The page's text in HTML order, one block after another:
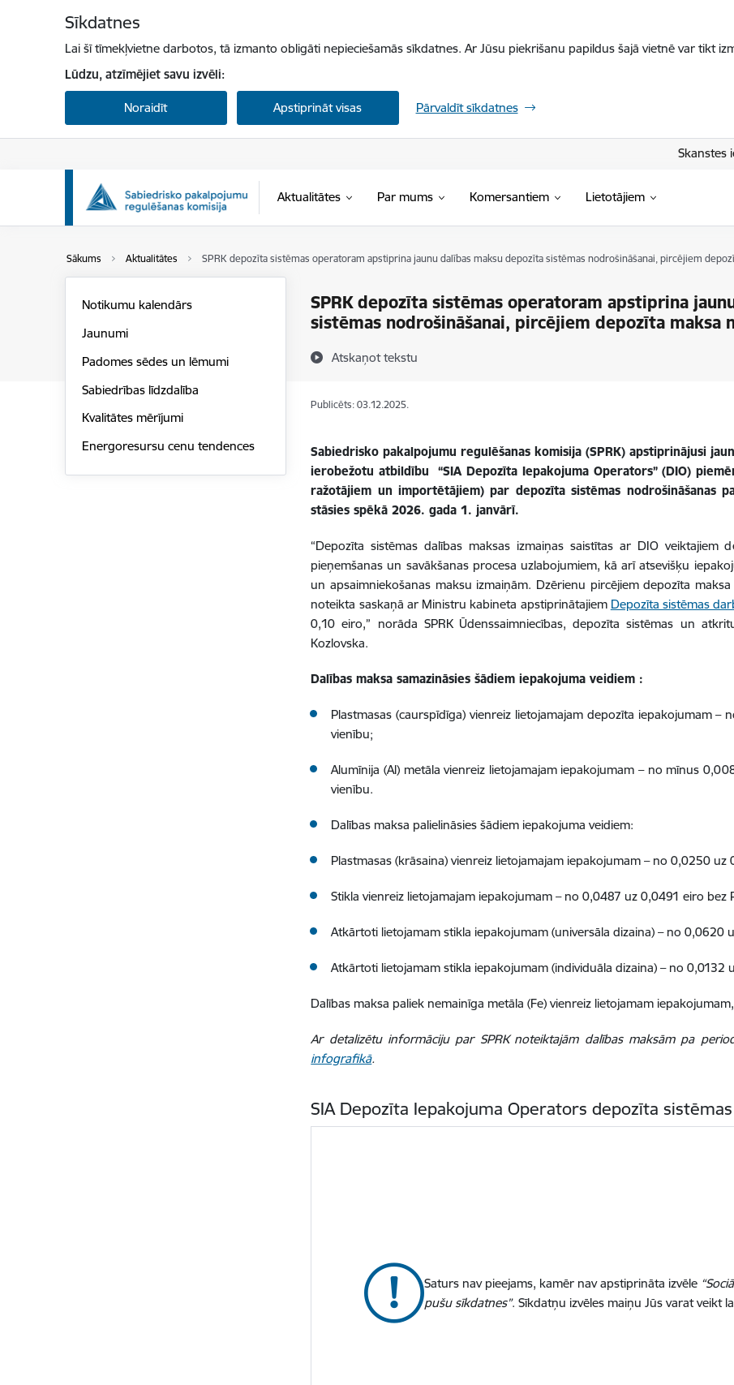
Sīkdatnes
Lai šī tīmekļvietne darbotos, tā izmanto obligāti nepieciešamās sīkdatnes. Ar Jūsu piekrišanu papildus šajā vietnē var tikt
Lūdzu, atzīmējiet savu izvēli:
Noraidīt Apstiprināt visas Pārvaldīt sīkdatnes
Skanstes
Aktualitātes Par mums Komersantiem Lietotājiem
Sākums Aktualitātes SPRK depozīta sistēmas operatoram apstiprina jaunu dalības maksu depozīta sistēmas nodrošināšanai, pircējiem
SPRK depozīta sistēmas operatoram apstiprina
sistēmas nodrošināšanai, pircējiem depozīta maksa
Atskaņot tekstu
Notikumu kalendārs
Jaunumi
Padomes sēdes un lēmumi
Sabiedrības līdzdalība
Kvalitātes mērījumi
Energoresursu cenu tendences
Publicēts: 03.12.2025.
Sabiedrisko pakalpojumu regulēšanas komisija (SPRK) apstiprinājusi
ierobežotu atbildību “SIA Depozīta Iepakojuma Operators” (DIO)
ražotājiem un importētājiem) par depozīta sistēmas nodrošināšanas
stāsies spēkā 2026. gada 1. janvārī.
“Depozīta sistēmas dalības maksas izmaiņas saistītas ar DIO veiktajiem
pieņemšanas un savākšanas procesa uzlabojumiem, kā arī atsevišķu
un apsaimniekošanas maksu izmaiņām. Dzērienu pircējiem depozīta
noteikta saskaņā ar Ministru kabineta apstiprinātajiem Depozīta sistēmas
0,10 eiro,” norāda SPRK Ūdenssaimniecības, depozīta sistēmas un
Kozlovska.
Dalības maksa samazināsies šādiem iepakojuma veidiem :
Plastmasas (caurspīdīga) vienreiz lietojamajam depozīta iepakojumam –
vienību;
Alumīnija (Al) metāla vienreiz lietojamajam iepakojumam – no mīnus
vienību.
Dalības maksa palielināsies šādiem iepakojuma veidiem:
Plastmasas (krāsaina) vienreiz lietojamajam iepakojumam – no 0,0250 uz
Stikla vienreiz lietojamajam iepakojumam – no 0,0487 uz 0,0491 eiro bez
Atkārtoti lietojamam stikla iepakojumam (universāla dizaina) – no 0,0620
Atkārtoti lietojamam stikla iepakojumam (individuāla dizaina) – no 0,0132
Dalības maksa paliek nemainīga metāla (Fe) vienreiz lietojamam
Ar detalizētu informāciju par SPRK noteiktajām dalības maksām pa
infografikā.
SIA Depozīta Iepakojuma Operators depozīta
Saturs nav pieejams, kamēr nav apstiprināta izvēle
pušu sīkdatnes”. Sīkdatņu izvēles maiņu Jūs varat veikt